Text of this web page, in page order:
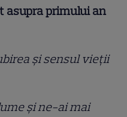
asupra primului an
și sensul vieții
și ne-ai mai